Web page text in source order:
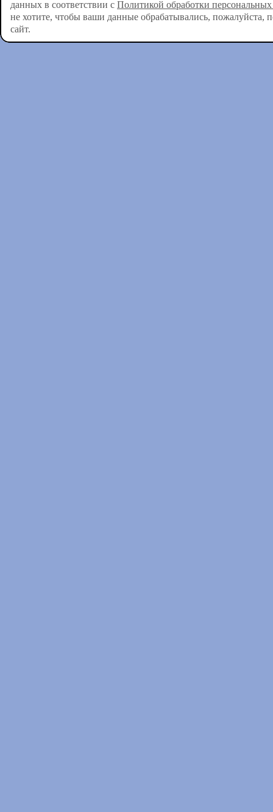
данных в соответствии с Политикой обработки
не хотите, чтобы ваши данные обрабатывались, пожалуйста,
сайт.